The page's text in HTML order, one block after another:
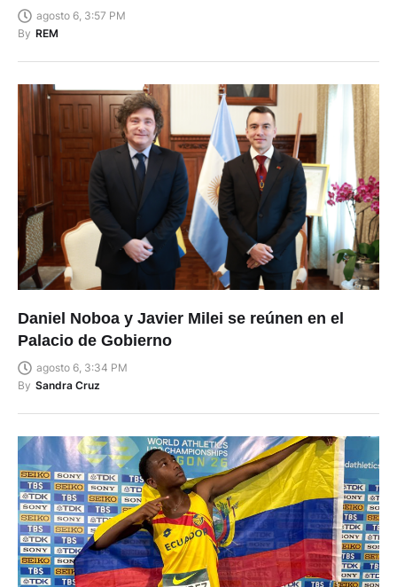
agosto 6, 3:57 PM
By REM
Daniel Noboa y Javier Milei se reúnen en el
Palacio de Gobierno
agosto 6, 3:34 PM
By Sandra Cruz